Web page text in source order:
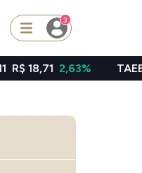
3
TAEE11 R$ 40,06